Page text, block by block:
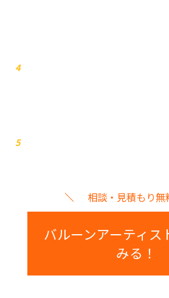
4
5
相談・見積もり無
バルーンアーティス
みる！